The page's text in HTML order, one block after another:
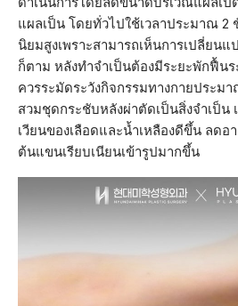
แผลเป็น โดยทั่วไปใช้เวลาประมาณ 2
นิยมสูงเพราะสามารถเห็นการเปลี่ยนแ
ก็ตาม หลังทำจำเป็นต้องมีระยะพักฟื้น
ควรระมัดระวังกิจกรรมทางกายประม
สวมชุดกระชับหลังผ่าตัดเป็นสิ่งจำเป็น
เวียนของเลือดและน้ำเหลืองดีขึ้น ลดอ
ต้นแขนเรียบเนียนเข้ารูปมากขึ้น